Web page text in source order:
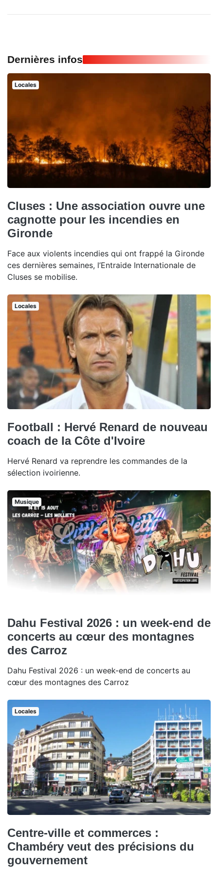
Dernières infos
Locales
Cluses : Une association ouvre une
cagnotte pour les incendies en
Gironde
Face aux violents incendies qui ont frappé la Gironde
ces dernières semaines, l’Entraide Internationale de
Cluses se mobilise.
Locales
Football : Hervé Renard de nouveau
coach de la Côte d'Ivoire
Hervé Renard va reprendre les commandes de la
sélection ivoirienne.
Musique
Dahu Festival 2026 : un week-end de
concerts au cœur des montagnes
des Carroz
Dahu Festival 2026 : un week-end de concerts au
cœur des montagnes des Carroz
Locales
Centre-ville et commerces :
Chambéry veut des précisions du
gouvernement